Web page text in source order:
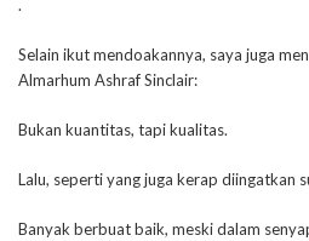
.
Selain ikut mendoakannya, saya juga
Almarhum Ashraf Sinclair:
Bukan kuantitas, tapi kualitas.
Lalu, seperti yang juga kerap diingatkan
Banyak berbuat baik, meski dalam